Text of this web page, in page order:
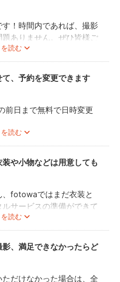
読む
！時間内であれば、撮影
ありません。ぜひ皆様ご
出を残してください。
、予約を変更できます
読む
前日まで無料で日時変更
はこちら
都合により、ご希望の変
こともありますので、あ
確認しながら撮影日を決
メいたします。
や小物などは用意しても
読む
、fotowaではまだ衣装と
サービスの準備ができて
お客様ご自身にご用意をお
。
、満足できなかったらど
だけなかった場合は、全